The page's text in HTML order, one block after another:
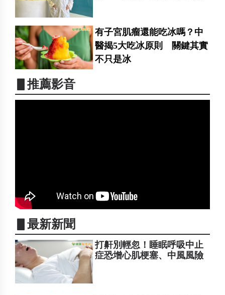
有子宮肌瘤還能吃冰嗎？中
醫揭5大吃冰原則 關鍵其實
不只是冰
▋推薦影音
▋最新新聞
打鼾別輕忽！睡眠呼吸中止
症恐增心肌梗塞、中風風險